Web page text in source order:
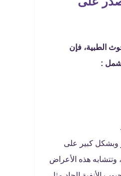
الطبية، فإن
:
وبشكل كبير على
وتتشابه هذه الأعراض